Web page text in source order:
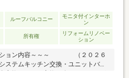
ルーフバルコニー
モニタ付インターホ
ン
所有権
リフォームリノベー
ション
ション内容～～～ （２０２６
ステムキッチン交換・ユニットバス
交換・トイレ交換・全フローリング